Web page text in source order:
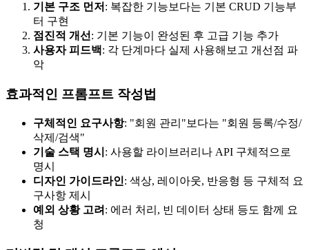
기본 구조 먼저 : 복잡한 기능보다는 기본 CRUD 기능부
터 구현
점진적 개선 : 기본 기능이 완성된 후 고급 기능 추가
사용자 피드백: 각 단계마다 실제 사용해보고 개선점 파
악
효과적인 프롬프트 작성법
구체적인 요구사항: "회원 관리"보다는 "회원 등록/수정/
삭제/검색"
기술 스택 명시 : 사용할 라이브러리나 API 구체적으로
명시
디자인 가이드라인: 색상, 레이아웃, 반응형 등 구체적 요
구사항 제시
예외 상황 고려 : 에러 처리, 빈 데이터 상태 등도 함께 요
청